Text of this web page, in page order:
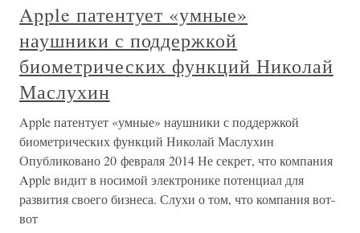
Apple патентует «умные»
наушники с поддержкой
биометрических функций Николай
Маслухин
Apple патентует «умные» наушники с поддержкой
биометрических функций Николай Маслухин
Опубликовано 20 февраля 2014 Не секрет, что компания
Apple видит в носимой электронике потенциал для
развития своего бизнеса. Слухи о том, что компания вот-
вот